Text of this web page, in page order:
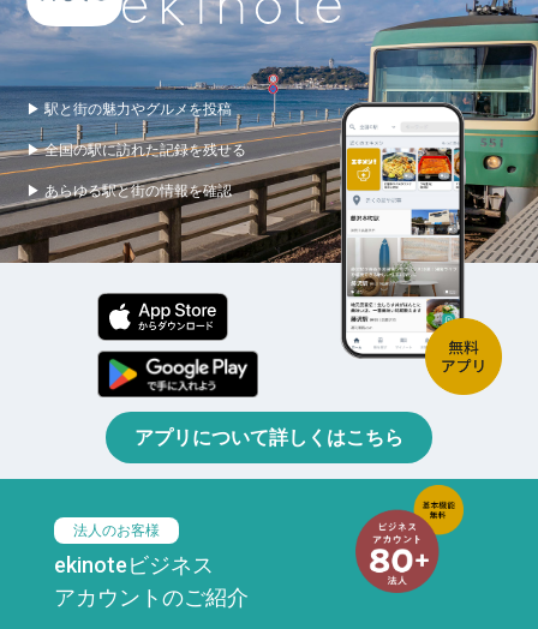
▶ 駅と街の魅力やグルメを投稿
▶ 全国の駅に訪れた記録を残せる
▶ あらゆる駅と街の情報を確認
アプリについて詳しくはこちら
法人のお客様
ekinoteビジネス
アカウントのご紹介